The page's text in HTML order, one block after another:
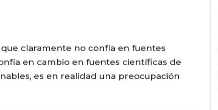
claramente no confía en fuentes
en cambio en fuentes científicas de
es en realidad una preocupación